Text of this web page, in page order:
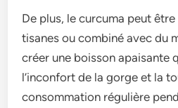
De plus, le curcuma peut
tisanes ou combiné avec du
créer une boisson apaisante
l’inconfort de la gorge et la
consommation régulière